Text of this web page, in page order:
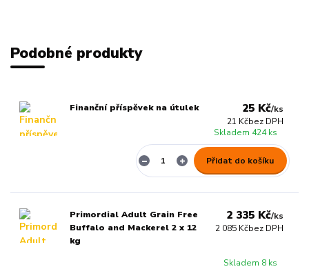
Podobné produkty
Finanční příspěvek na útulek 25 Kč/ks
21 Kčbez DPH
Skladem 424 ks
Přidat do košíku
Primordial Adult Grain Free
Buffalo and Mackerel 2 x 12
kg
2 335 Kč/ks
2 085 Kčbez DPH
Skladem 8 ks